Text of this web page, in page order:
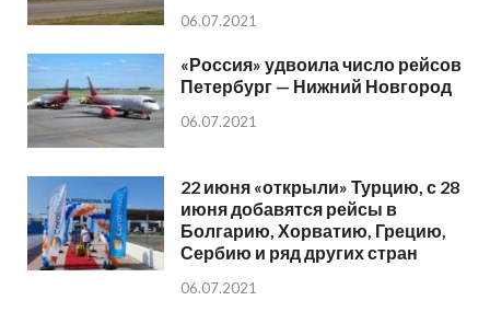
06.07.2021
«Россия» удвоила число рейсов
Петербург — Нижний Новгород
06.07.2021
22 июня «открыли» Турцию, с 28
июня добавятся рейсы в
Болгарию, Хорватию, Грецию,
Сербию и ряд других стран
06.07.2021